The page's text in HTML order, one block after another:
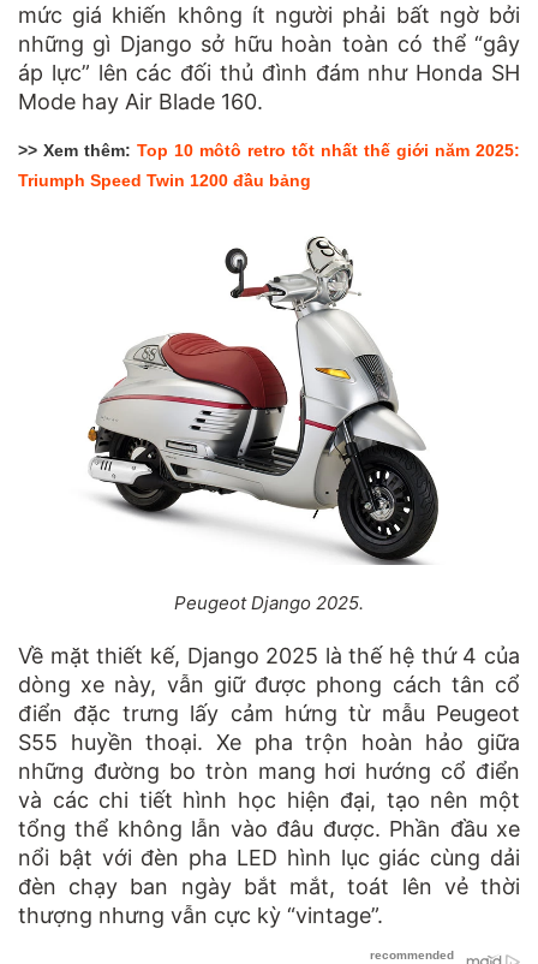
mức giá khiến không ít người phải bất ngờ bởi
những gì Django sở hữu hoàn toàn có thể “gây
áp lực” lên các đối thủ đình đám như Honda SH
Mode hay Air Blade 160.
>> Xem thêm: Top 10 môtô retro tốt nhất thế giới năm 2025:
Triumph Speed Twin 1200 đầu bảng
Peugeot Django 2025.
Về mặt thiết kế, Django 2025 là thế hệ thứ 4 của
dòng xe này, vẫn giữ được phong cách tân cổ
điển đặc trưng lấy cảm hứng từ mẫu Peugeot
S55 huyền thoại. Xe pha trộn hoàn hảo giữa
những đường bo tròn mang hơi hướng cổ điển
và các chi tiết hình học hiện đại, tạo nên một
tổng thể không lẫn vào đâu được. Phần đầu xe
nổi bật với đèn pha LED hình lục giác cùng dải
đèn chạy ban ngày bắt mắt, toát lên vẻ thời
thượng nhưng vẫn cực kỳ “vintage”.